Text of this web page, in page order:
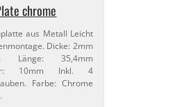
chrome
aus Metall Leicht
Dicke: 2mm
Länge: 35,​4mm
10mm Inkl. 4
Farbe: Chrome